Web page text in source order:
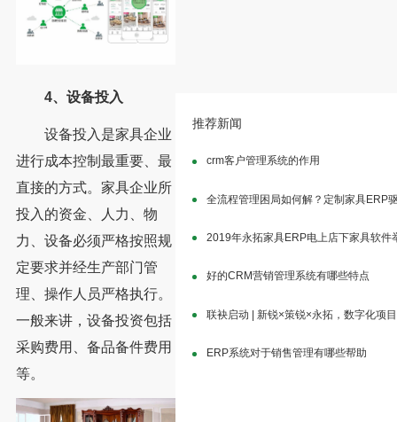
4、设备投入
设备投入是家具企业
进行成本控制最重要、最
直接的方式。家具企业所
投入的资金、人力、物
力、设备必须严格按照规
定要求并经生产部门管
理、操作人员严格执行。
一般来讲，设备投资包括
采购费用、备品备件费用
等。
推荐新闻
crm客户管理系统的作用
全流程管理困局如何解？定制家具ERP
2019年永拓家具ERP电上店下家具软件
好的CRM营销管理系统有哪些特点
联袂启动 | 新锐×策锐×永拓，数字化项
ERP系统对于销售管理有哪些帮助